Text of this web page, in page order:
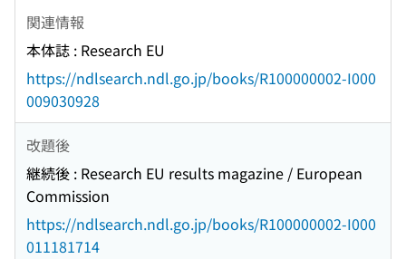
関連情報
本体誌 : Research EU
https://ndlsearch.ndl.go.jp/books/R100000002-I000
009030928
改題後
継続後 : Research EU results magazine / European
Commission
https://ndlsearch.ndl.go.jp/books/R100000002-I000
011181714